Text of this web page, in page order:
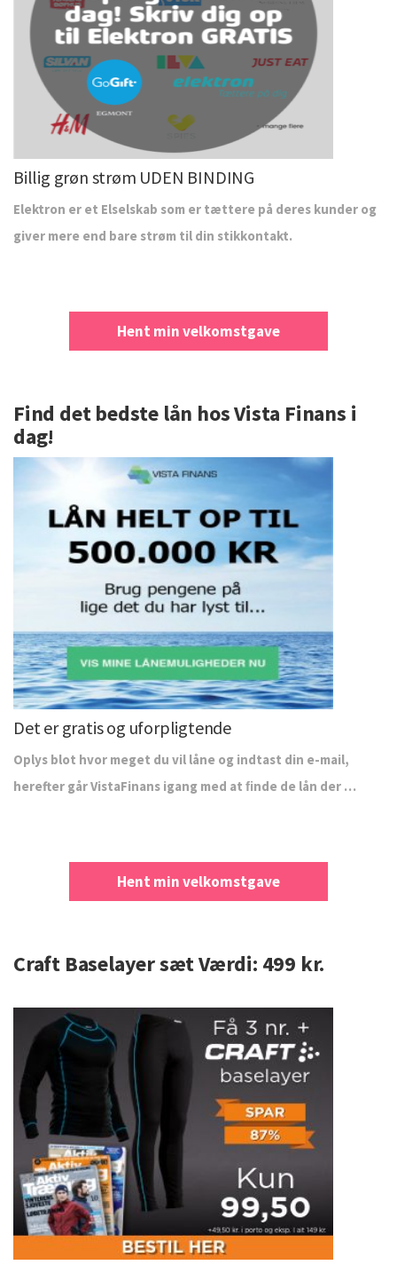
Billig grøn strøm UDEN BINDING
Elektron er et Elselskab som er tættere på deres kunder og
giver mere end bare strøm til din stikkontakt.
Hent min velkomstgave
Find det bedste lån hos Vista Finans i
dag!
Det er gratis og uforpligtende
Oplys blot hvor meget du vil låne og indtast din e-mail,
herefter går VistaFinans igang med at ﬁnde de lån der …
Hent min velkomstgave
Craft Baselayer sæt Værdi: 499 kr.